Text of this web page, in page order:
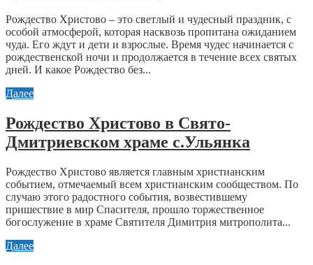
Рождество Христово – это светлый и чудесный праздник, с
особой атмосферой, которая насквозь пропитана ожиданием
чуда. Его ждут и дети и взрослые. Время чудес начинается с
рождественской ночи и продолжается в течение всех святых
дней. И какое Рождество без...
Далее
Рождество Христово в Свято-
Дмитриевском храме с.Ульянка
Рождество Христово является главным христианским
событием, отмечаемый всем христианским сообществом. По
случаю этого радостного события, возвестившему
пришествие в мир Спасителя, прошло торжественное
богослужение в храме Святителя Димитрия митрополита...
Далее